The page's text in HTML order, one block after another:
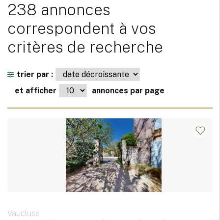
238 annonces
correspondent à vos
critères de recherche
trier par :
et afficher
annonces par page
Vaucluse